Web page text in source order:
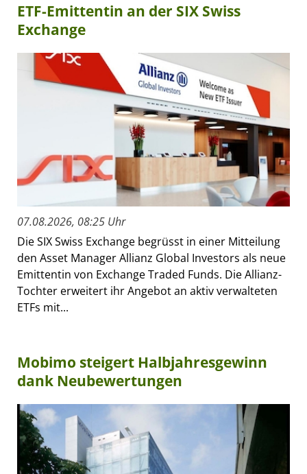
ETF-Emittentin an der SIX Swiss
Exchange
07.08.2026, 08:25 Uhr
Die SIX Swiss Exchange begrüsst in einer Mitteilung
den Asset Manager Allianz Global Investors als neue
Emittentin von Exchange Traded Funds. Die Allianz-
Tochter erweitert ihr Angebot an aktiv verwalteten
ETFs mit...
Mobimo steigert Halbjahresgewinn
dank Neubewertungen